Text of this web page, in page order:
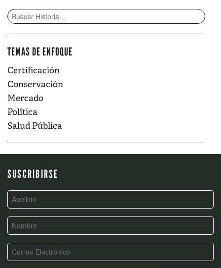
TEMAS DE ENFOQUE
Certificación
Conservación
Mercado
Política
Salud Pública
SUSCRIBIRSE